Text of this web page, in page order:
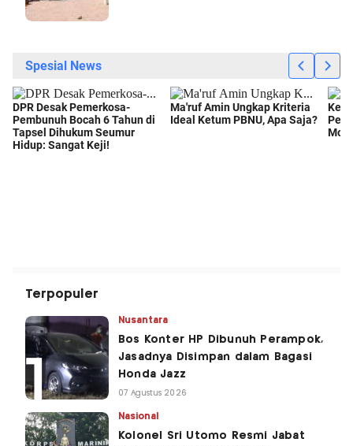
Terpopuler
Nusantara
Bos Konter HP Dibunuh Perampok,
Jasadnya Disimpan dalam Bagasi
Honda Jazz
07 Agustus 2026
Nasional
Kolonel Sri Utomo Resmi Jabat